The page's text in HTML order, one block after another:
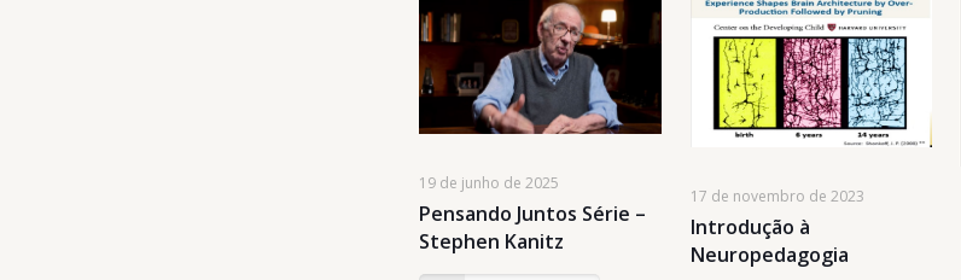
19 de junho de 2025
Pensando Juntos Série –
Stephen Kanitz
17 de novembro de 2023
Introdução à
Neuropedagogia